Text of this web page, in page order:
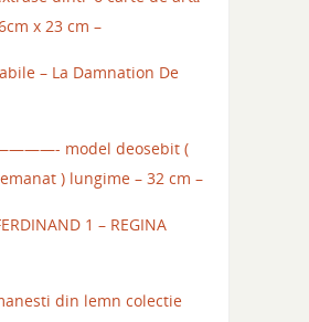
x 23 cm –
– La Damnation De
model deosebit (
) lungime – 32 cm –
1 – REGINA
din lemn colectie